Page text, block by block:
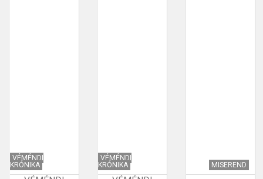
VÉMÉNDI
KRÓNIKA
VÉMÉNDI
KRÓNIKA
MISEREND